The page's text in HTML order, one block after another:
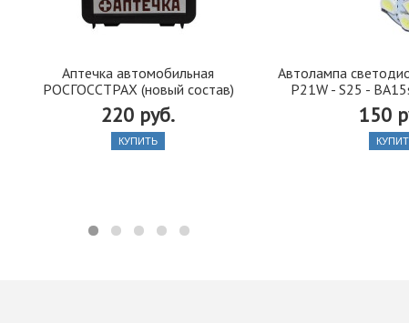
Аптечка автомобильная
РОСГОССТРАХ (новый состав)
220 руб.
КУПИТЬ
Автолампа
P21W - S25 -
150